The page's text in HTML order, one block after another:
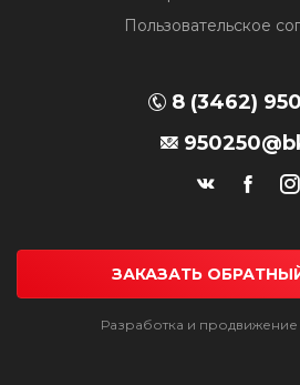
Пользовательское
8 (3462)
ЗАКАЗАТЬ
Разработка и продвижение